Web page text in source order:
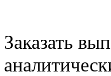
Заказать